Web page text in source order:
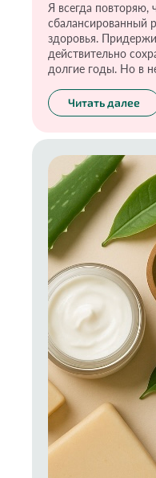
Я всегда повторяю,
сбалансированный
здоровья.
действительно
долгие годы. Но в
бывает
организм особенно
витаминных
положении
Читать далее